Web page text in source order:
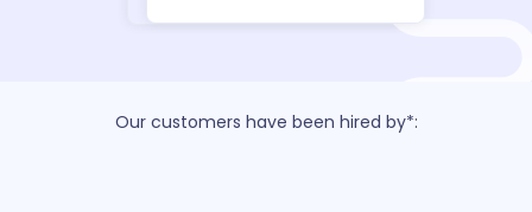
Our customers have been hired by*: